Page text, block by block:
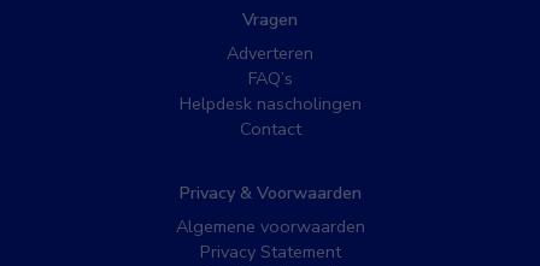
Vragen
Adverteren
FAQ’s
Helpdesk nascholingen
Contact
Privacy & Voorwaarden
Algemene voorwaarden
Privacy Statement